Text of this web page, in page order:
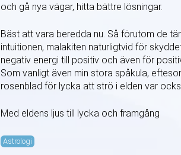
och gå nya vägar, hitta bättre lösningar.
Bäst att vara beredda nu. Så förutom de
intuitionen, malakiten naturligtvid för
negativ energi till positiv och även för
Som vanligt även min stora spåkula,
rosenblad för lycka att strö i elden var
Med eldens ljus till lycka och framgång
Astrologi